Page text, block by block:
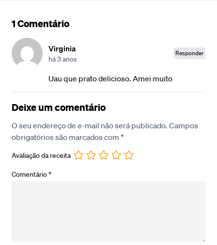
1 Comentário
Virginia
há 3 anos
Responder
Uau que prato delicioso. Amei muito
Deixe um comentário
O seu endereço de e-mail não será publicado. Campos
obrigatórios são marcados com *
Avaliação da receita
Comentário*